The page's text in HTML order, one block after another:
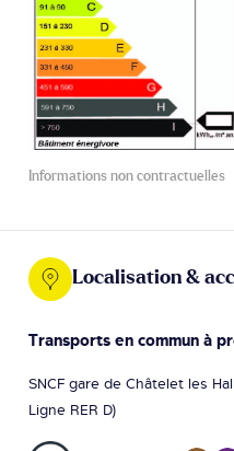
Informations non contractuelles
Localisation &
Transports en commun à
SNCF gare de Châtelet les
Ligne RER D)